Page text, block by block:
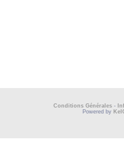
Conditions Générales -
Powered by